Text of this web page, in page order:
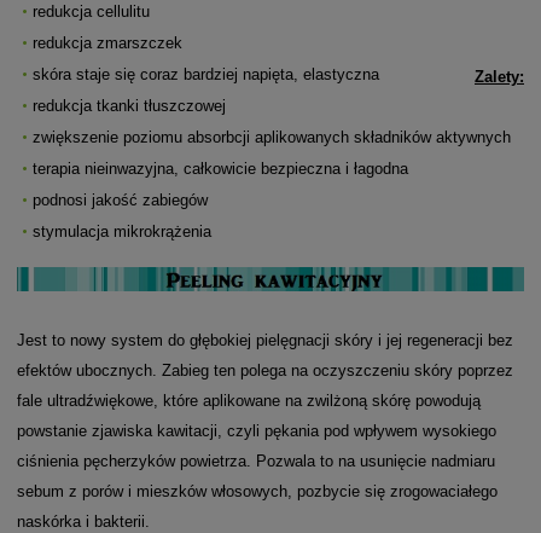
redukcja cellulitu
redukcja zmarszczek
skóra staje się coraz bardziej napięta, elastyczna
redukcja tkanki tłuszczowej
Zalety:
zwiększenie poziomu absorbcji aplikowanych składników aktywnych
terapia nieinwazyjna, całkowicie bezpieczna i łagodna
podnosi jakość zabiegów
stymulacja mikrokrążenia
Jest to nowy system do głębokiej pielęgnacji skóry i jej regeneracji bez
efektów ubocznych. Zabieg ten polega na oczyszczeniu skóry poprzez
fale ultradźwiękowe, które aplikowane na zwilżoną skórę powodują
powstanie zjawiska kawitacji, czyli pękania pod wpływem wysokiego
ciśnienia pęcherzyków powietrza. Pozwala to na usunięcie nadmiaru
sebum z porów i mieszków włosowych, pozbycie się zrogowaciałego
naskórka i bakterii.